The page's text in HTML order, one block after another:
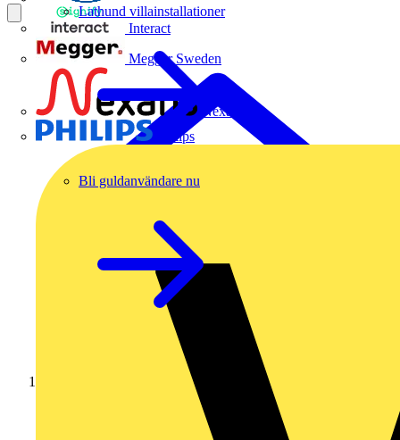
Interact
Megger Sweden
Nexans
Philips
Lathund villainstallationer
Bli guldanvändare nu